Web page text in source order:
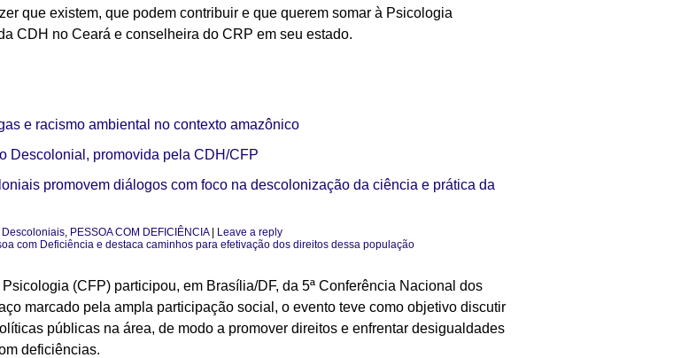
que existem, que podem contribuir e que querem somar à Psicologia
CDH no Ceará e conselheira do CRP em seu estado.
e racismo ambiental no contexto amazônico
Descolonial, promovida pela CDH/CFP
promovem diálogos com foco na descolonização da ciência e prática da
Descoloniais, PESSOA COM DEFICIÊNCIA
Leave a reply
com Deficiência e destaca caminhos para efetivação dos direitos dessa população
(CFP) participou, em Brasília/DF, da 5ª Conferência Nacional dos
marcado pela ampla participação social, o evento teve como objetivo discutir
públicas na área, de modo a promover direitos e enfrentar desigualdades
deficiências.